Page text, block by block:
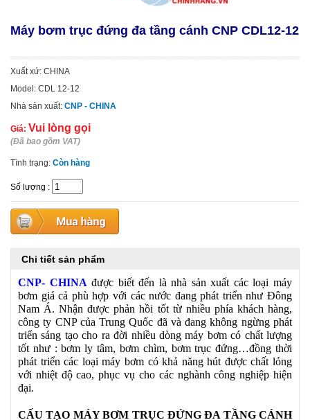
Máy bơm trục đứng đa tầng cánh CNP CDL12-12
Xuất xứ: CHINA
Model: CDL 12-12
Nhà sản xuất: CNP - CHINA
Giá: Vui lòng gọi
(Đã bao gồm VAT)
Tình trạng: Còn hàng
Số lượng :
Chi tiết sản phẩm
CNP- CHINA được biết đến là nhà sản xuất các loại máy
bơm giá cả phù hợp với các nước đang phát triển như Đông
Nam Á. Nhận được phản hồi tốt từ nhiều phía khách hàng,
công ty CNP của Trung Quốc đã và đang không ngừng phát
triển sáng tạo cho ra đời nhiều dòng máy bơm có chất lượng
tốt như : bơm ly tâm, bơm chìm, bơm trục đứng…đồng thời
phát triển các loại máy bơm có khả năng hút được chất lỏng
với nhiệt độ cao, phục vụ cho các nghành công nghiệp hiện
đại.
CẤU TẠO MÁY BƠM TRỤC ĐỨNG ĐA TẦNG CÁNH